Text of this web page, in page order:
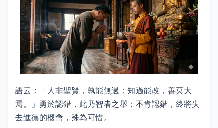
語云：「人非聖賢，孰能無過；知過能改，善莫大
焉。」勇於認錯，此乃智者之舉；不肯認錯，終將失
去進德的機會，殊為可惜。